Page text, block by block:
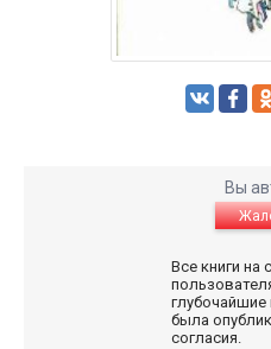
Вы
Все книги на
глубочайшие
была
согласия.